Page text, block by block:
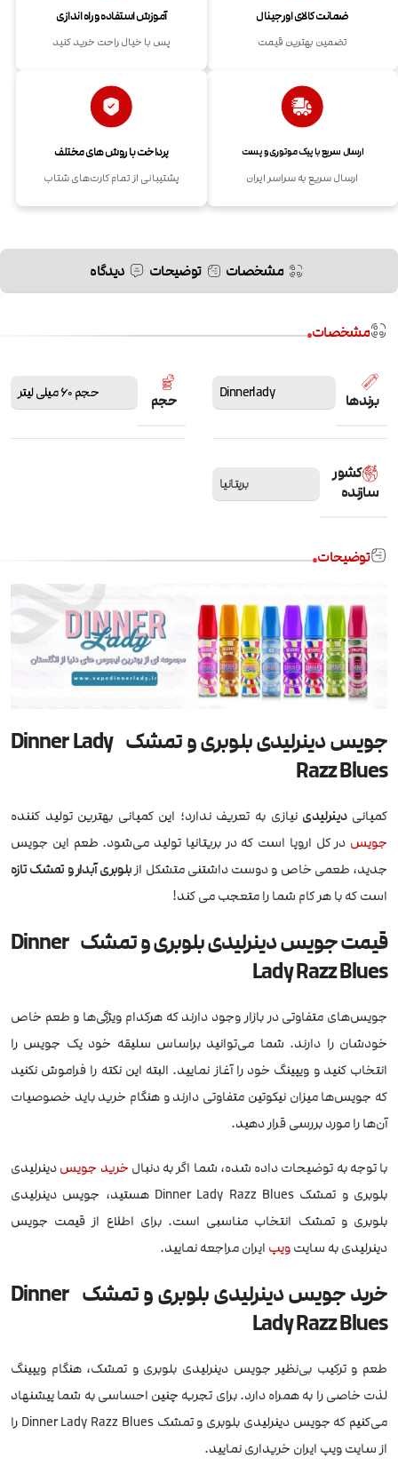
ضمانت کالای اورجینال
تضمین بهترین قیمت
آموزش استفاده و راه اندازی
پس با خیال راحت خرید کنید
ارسال سریع با پیک موتوری و پست
ارسال سریع به سراسر ایران
پرداخت با روش های مختلف
پشتیبانی از تمام کارت‌های شتاب
مشخصات توضیحات دیدگاه
مشخصات
برندها Dinnerlady حجم حجم 60 میلی لیتر
کشور
سازنده
بریتانیا
توضیحات
جویس دینرلیدی بلوبری و تمشک Dinner Lady
Razz Blues
کمپانیدینرلیدی نیازی به تعریف ندارد؛ این کمپانی بهترین تولید کننده
جویس در کل اروپا است که در بریتانیا تولید می‌شود. طعم این جویس
جدید، طعمی خاص و دوست داشتنی متشکل ازبلوبری آبدار و تمشک تازه
است که با هر کام شما را متعجب می کند!
قیمت جویس دینرلیدی بلوبری و تمشک Dinner
Lady Razz Blues
جویس‌های متفاوتی در بازار وجود دارند که هرکدام ویژگی‌ها و طعم خاص
خودشان را دارند. شما می‌توانید براساس سلیقه خود یک جویس را
انتخاب کنید و ویپینگ خود را آغاز نمایید. البته این نکته را فراموش نکنید
که جویس‌ها میزان نیکوتین متفاوتی دارند و هنگام خرید باید خصوصیات
آن‌ها را مورد بررسی قرار دهید.
با توجه به توضیحات داده شده، شما اگر به دنبال خرید جویسدینرلیدی
بلوبری و تمشک Dinner Lady Razz Blues هستید، جویس دینرلیدی
بلوبری و تمشک انتخاب مناسبی است. برای اطلاع از قیمت جویس
دینرلیدی به سایتویپ ایران مراجعه نمایید.
خرید جویس دینرلیدی بلوبری و تمشک Dinner
Lady Razz Blues
طعم و ترکیب بی‌نظیر جویس دینرلیدی بلوبری و تمشک، هنگام ویپینگ
لذت خاصی را به همراه دارد. برای تجربه چنین احساسی به شما پیشنهاد
می‌کنیم که جویس دینرلیدی بلوبری و تمشک Dinner Lady Razz Blues را
از سایت ویپ ایران خریداری نمایید.